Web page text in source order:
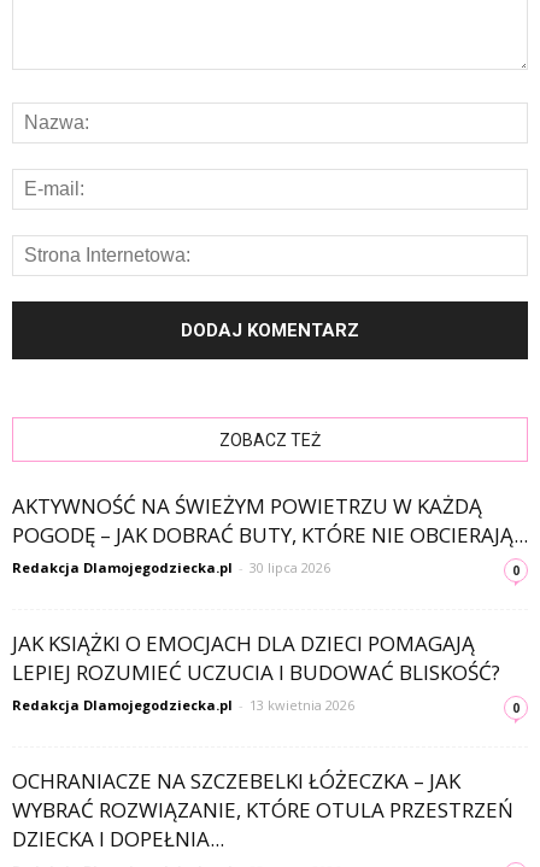
ZOBACZ TEŻ
AKTYWNOŚĆ NA ŚWIEŻYM POWIETRZU W KAŻDĄ
POGODĘ – JAK DOBRAĆ BUTY, KTÓRE NIE OBCIERAJĄ...
Redakcja Dlamojegodziecka.pl - 30 lipca 2026 0
JAK KSIĄŻKI O EMOCJACH DLA DZIECI POMAGAJĄ
LEPIEJ ROZUMIEĆ UCZUCIA I BUDOWAĆ BLISKOŚĆ?
Redakcja Dlamojegodziecka.pl - 13 kwietnia 2026 0
OCHRANIACZE NA SZCZEBELKI ŁÓŻECZKA – JAK
WYBRAĆ ROZWIĄZANIE, KTÓRE OTULA PRZESTRZEŃ
DZIECKA I DOPEŁNIA...